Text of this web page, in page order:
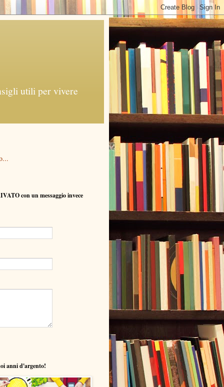
utili per vivere
con un messaggio invece
anni d'argento!